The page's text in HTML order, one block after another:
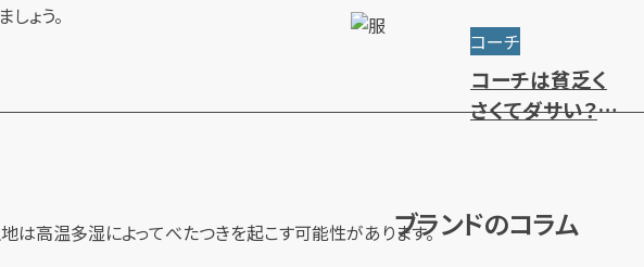
ょう。
は高温多湿によってべたつきを起こす可能性があります。
勝手やサイズ・人
気色を解説
コーチ
コーチは貧乏く
さくてダサい？年
ブランドのコラム